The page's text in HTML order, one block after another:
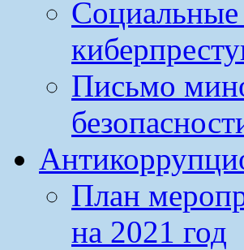
Социальные
Письмо
План
на 2021 год